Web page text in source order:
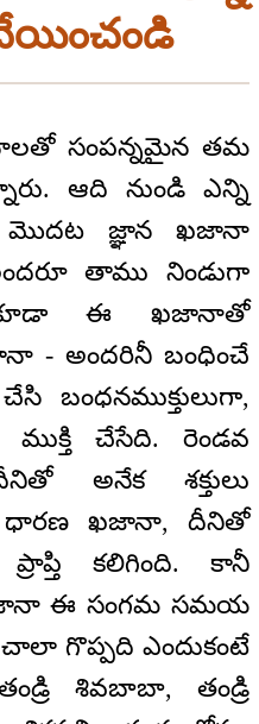
సంపన్నమైన తమ
ఆది నుండి ఎన్ని
మొదట జ్ఞాన ఖజానా
తాము నిండుగా
కూడా ఈ ఖజానాతో
- అందరినీ బంధించే
బంధనముక్తులుగా,
ముక్తి చేసేది. రెండవ
అనేక శక్తులు
ధారణ ఖజానా, దీనితో
కలిగింది. కానీ
ఈ సంగమ సమయ
గొప్పది ఎందుకంటే
శివబాబా, తండ్రి